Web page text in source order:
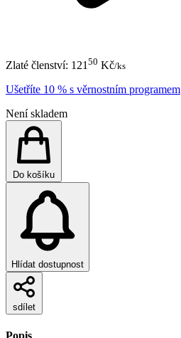
Zlaté členství: 121 50 Kč/ks
Ušetříte 10 % s věrnostním programem
Není skladem
Do košíku
Hlídat dostupnost
sdílet